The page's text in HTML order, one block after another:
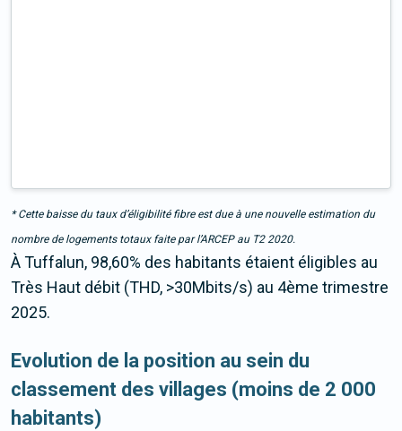
* Cette baisse du taux d’éligibilité fibre est due à une nouvelle estimation du
nombre de logements totaux faite par l’ARCEP au T2 2020.
À Tuffalun, 98,60% des habitants étaient éligibles au
Très Haut débit (THD, >30Mbits/s) au 4ème trimestre
2025.
Evolution de la position au sein du
classement des villages (moins de 2 000
habitants)